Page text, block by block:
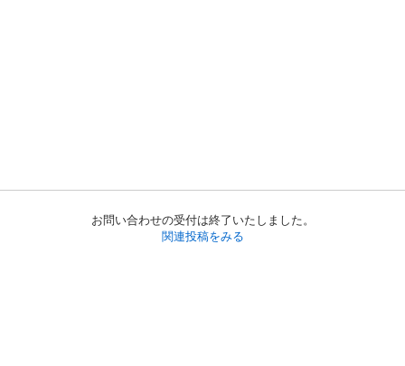
お問い合わせの受付は終了いたしました。
関連投稿をみる